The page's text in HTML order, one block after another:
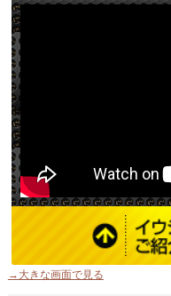
→大きな画面で見る